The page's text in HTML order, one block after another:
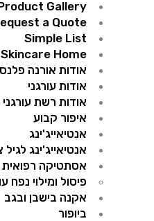
Gallery
a Quote
Simple List
Skincare Home
אודות אורנה
אודות עורגני
אודות רשת עורגני
איפור קבוע
אנטיאייג'ינג
אנטיאייג'ינג לגיל
אסתטיקה רפואית
פיסול ומילוי נפח
אקנה בישבן ובגב
ביופור